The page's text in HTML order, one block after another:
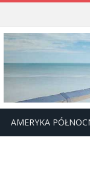
AMERYKA